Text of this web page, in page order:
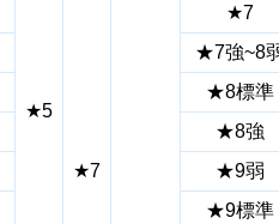
★5
★7
★7
★7強~8
★8標準
★8強
★9弱
★9標準